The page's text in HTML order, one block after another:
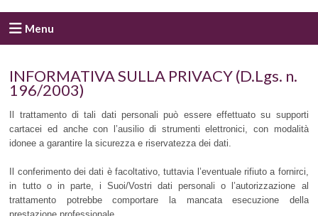
Menu
INFORMATIVA SULLA PRIVACY (D.Lgs. n.
196/2003)
Il trattamento di tali dati personali può essere effettuato su supporti
cartacei ed anche con l’ausilio di strumenti elettronici, con modalità
idonee a garantire la sicurezza e riservatezza dei dati.
Il conferimento dei dati è facoltativo, tuttavia l’eventuale rifiuto a fornirci,
in tutto o in parte, i Suoi/Vostri dati personali o l’autorizzazione al
trattamento potrebbe comportare la mancata esecuzione della